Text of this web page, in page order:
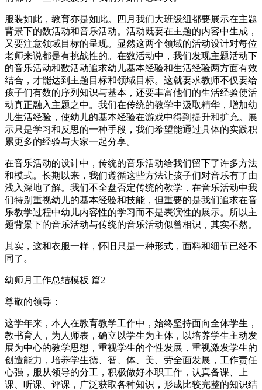
服装如此，教育亦是如此。四月我们大班级组都要展示在主题
背景下的数活动和音乐活动。活动既要在主题的内容中生成，
又要注意领域目标的呈现。显然这两个领域的活动设计对每位
老师来说都是有挑战性的。在数活动中，我们发现主题活动下
的音乐活动和数活动追求幼儿基本经验和生活经验两方面有效
结合，才能达到主题目标和领域目标。这就要求教师不仅要给
孩子们有数的序列知识与基本，还要丰富他们的生活经验使活
动真正融入主题之中。我们在传统的教学中汲取精华，增加幼
儿生活经验，使幼儿的基本经验在游戏中得到提升和扩充。展
示只是学习和反思的一种手段，我们希望能通过具体的实践积
累更多的经验与大家一起分享。
在音乐活动的设计中，传统的音乐活动给我们留下了许多方法
和模式。长期以来，我们遵循这些方法让孩子们对音乐有了由
浅入深地了解。我们不全盘否定传统的教学，在音乐活动中我
们特别重视幼儿的基本经验和技能，但重要的是我们追求在音
乐教学过程中幼儿内容性的学习而不是表演性的展示。所以主
题背景下的音乐活动与传统的音乐活动似曾相识，其实不然。
其实，这和衣服一样，怀旧只是一种形式，面料和细节已经不
同了。
幼师月工作总结模板 篇2
尊敬的领导：
这学年来，本人在教育教学工作中，始终坚持面向全体学生，
教书育人，为人师表，确立以学生为主体，以培养学生主动发
展为中心的教学思想，重视学生的个性发展，重视激发学生的
创造能力，培养学生德、智、体、美、劳全面发展，工作责任
心强，服从领导的分工，积极做好本职工作，认真备课、上
课、听课、评课，广泛获取各种知识，形成比较完整的知识结